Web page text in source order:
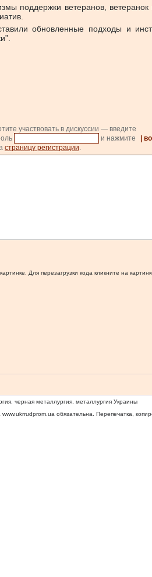
поддержки ветеранов,
обновленные подходы и
участвовать в дискуссии — введите
и нажмите |
страницу регистрации.
Для перезагрузки кода кликните на
черная металлургия, металлургия Украины
www.ukrrudprom.ua обязательна. Перепечатка,